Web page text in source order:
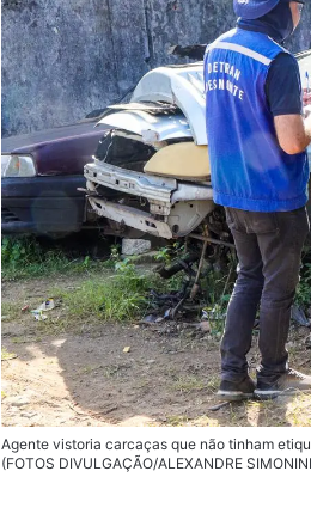
Agente vistoria carcaças que não tinham
(FOTOS DIVULGAÇÃO/ALEXANDRE